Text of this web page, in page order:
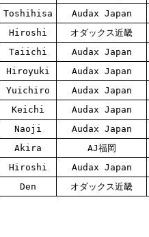
Toshihisa
Audax Japan
Hiroshi
オダックス近畿
Taiichi
Audax Japan
Hiroyuki
Audax Japan
Yuichiro
Audax Japan
Keichi
Audax Japan
Naoji
Audax Japan
Akira
AJ福岡
Hiroshi
Audax Japan
Den オダックス近畿